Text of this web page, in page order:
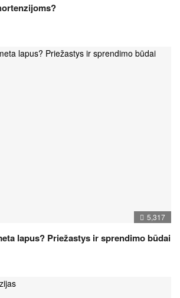
5,317
lapus? Priežastys ir sprendimo būdai